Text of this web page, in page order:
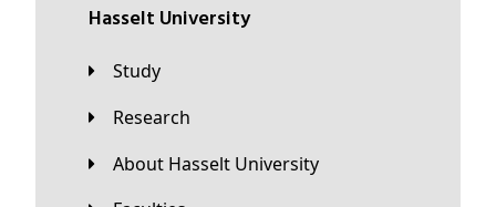
Hasselt University
Study
Research
About Hasselt University